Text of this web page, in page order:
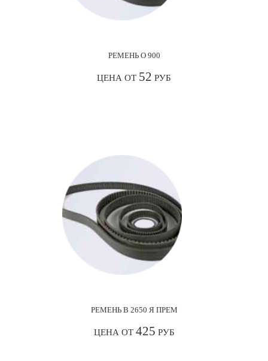
РЕМЕНЬ О 900
ЦЕНА ОТ 52 РУБ
РЕМЕНЬ В 2650 Я ПРЕМ
ЦЕНА ОТ 425 РУБ